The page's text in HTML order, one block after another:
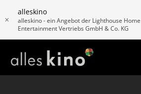
alleskino
alleskino - ein Angebot der Lighthouse Home
Entertainment Vertriebs GmbH & Co. KG